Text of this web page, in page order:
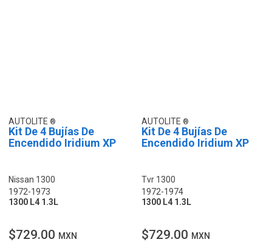
AUTOLITE
Kit De 4 Bujías De
Encendido Iridium XP
Nissan 1300
1972-1973
1300 L4 1.3L
$729.00 MXN
AUTOLITE
Kit De 4 Bujías De
Encendido Iridium XP
Tvr 1300
1972-1974
1300 L4 1.3L
$729.00 MXN